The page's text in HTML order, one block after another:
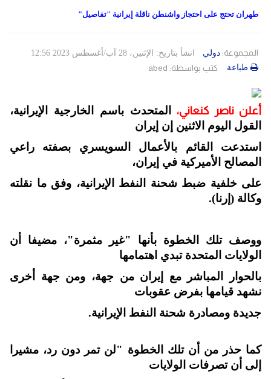
طهران تحتج على احتجاز واشنطن ناقلة إيرانية "تفاصيل"
المجموعة: دولي انشأ بتاريخ: الإثنين، 28 آب/أغسطس 2023 12:56
كتب بواسطة: abed طباعة
أعلن ناصر كنعاني، المتحدث باسم الخارجية الإيرانية،
القول اليوم الاثنين إن إيران
استدعت القائم بالأعمال السويسري بصفته راعي
المصالح الأميركية في إيران،
على خلفية ضبط شحنة النفط الإيرانية، وفق ما نقلته
وكالة (إرنا).
ووصف تلك الخطوة بأنها "غير مثمرة"، مضيفا أن
الولايات المتحدة تبدي اهتمامها
بالحوار المباشر مع إيران من جهة، ومن جهة أخرى
نشهد قیامها بفرض عقوبات
جديدة ومصادرة شحنة النفط الإيرانية.
كما حذر من أن تلك الخطوة "لن تمر دون رد، مشيرا
إلى أن تصرفات الولايات